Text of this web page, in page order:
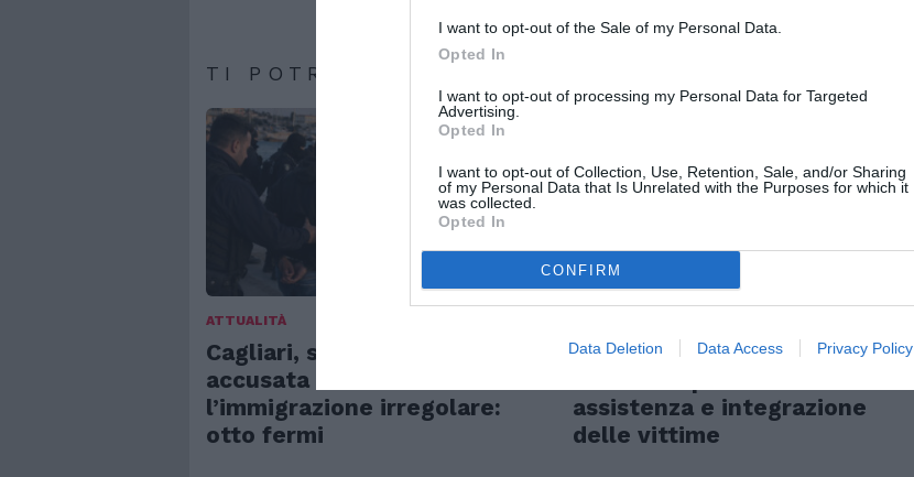
I want to opt-out of the Sale of my Personal Data.
Opted In
I want to opt-out of processing my Personal Data for Targeted
Advertising.
Opted In
I want to opt-out of Collection, Use, Retention, Sale, and/or Sharing
of my Personal Data that Is Unrelated with the Purposes for which it
was collected.
Opted In
CONFIRM
Data Deletion Data Access Privacy Policy
TI POTREBBERO INTERESSARE ANCHE:
ATTUALITÀ
Cagliari, smantellata rete
accusata di favorire
l’immigrazione irregolare:
otto fermi
Tratta e grave sfruttamento,
assistenza e integrazione
delle vittime